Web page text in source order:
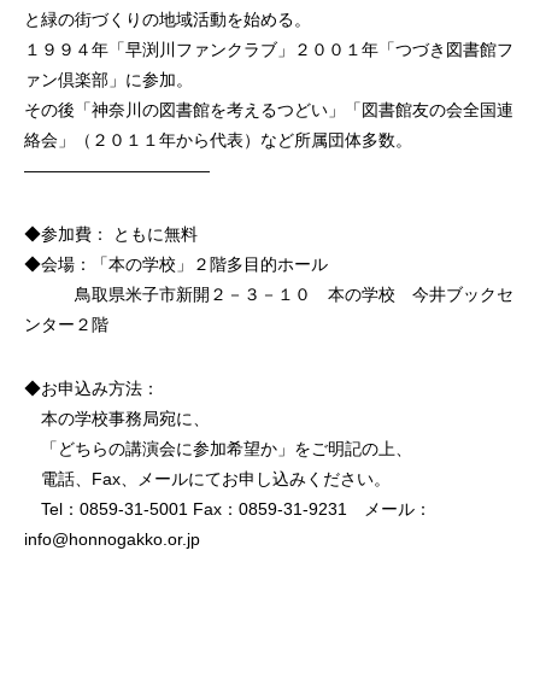
と緑の街づくりの地域活動を始める。
１９９４年「早渕川ファンクラブ」２００１年「つづき図書館フ
ァン倶楽部」に参加。
その後「神奈川の図書館を考えるつどい」「図書館友の会全国連
絡会」（２０１１年から代表）など所属団体多数。
———————————
◆参加費： ともに無料
◆会場：「本の学校」２階多目的ホール
鳥取県米子市新開２－３－１０ 本の学校 今井ブックセ
ンター２階
◆お申込み方法：
本の学校事務局宛に、
「どちらの講演会に参加希望か」をご明記の上、
電話、Fax、メールにてお申し込みください。
Tel：0859-31-5001 Fax：0859-31-9231 メール：
info@honnogakko.or.jp